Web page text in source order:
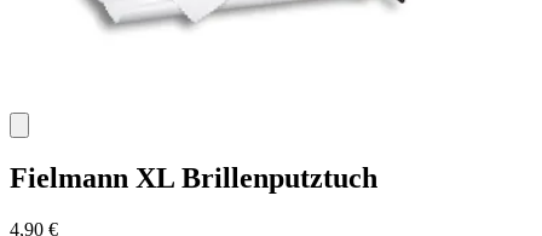
Fielmann XL Brillenputztuch
4,90 €